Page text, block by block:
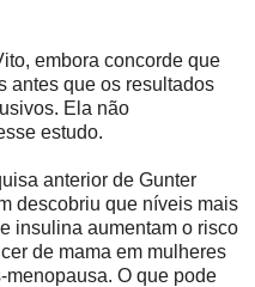
embora concorde que
antes que os resultados
Ela não
estudo.
anterior de Gunter
descobriu que níveis mais
insulina aumentam o risco
de mama em mulheres
menopausa. O que pode